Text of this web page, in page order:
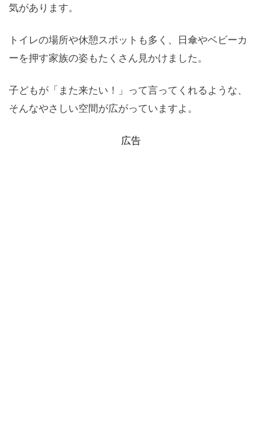
気があります。
トイレの場所や休憩スポットも多く、日傘やベビーカ
ーを押す家族の姿もたくさん見かけました。
子どもが「また来たい！」って言ってくれるような、
そんなやさしい空間が広がっていますよ。
広告